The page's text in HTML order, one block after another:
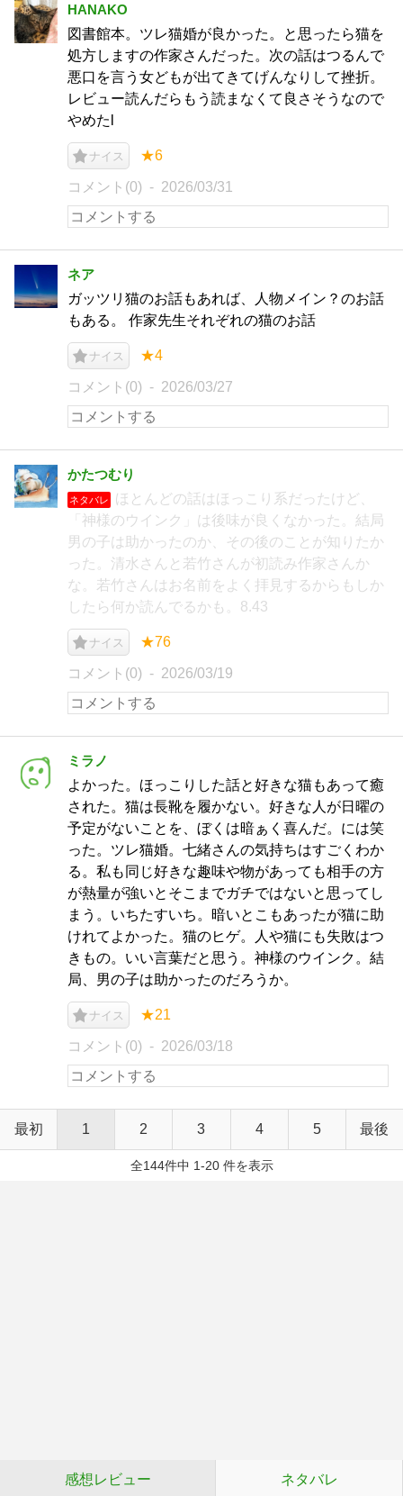
HANAKO
図書館本。ツレ猫婚が良かった。と思ったら猫を
処方しますの作家さんだった。次の話はつるんで
悪口を言う女どもが出てきてげんなりして挫折。
レビュー読んだらもう読まなくて良さそうなので
やめたl
ナイス ★6
コメント(0) 2026/03/31
ネア
ガッツリ猫のお話もあれば、人物メイン？のお話
もある。 作家先生それぞれの猫のお話
ナイス ★4
コメント(0) 2026/03/27
かたつむり
ネタバレ
ほとんどの話はほっこり系だったけど、
「神様のウインク」は後味が良くなかった。結局
男の子は助かったのか、その後のことが知りたか
った。清水さんと若竹さんが初読み作家さんか
な。若竹さんはお名前をよく拝見するからもしか
したら何か読んでるかも。8.43
ナイス ★76
コメント(0) 2026/03/19
ミラノ
よかった。ほっこりした話と好きな猫もあって癒
された。猫は長靴を履かない。好きな人が日曜の
予定がないことを、ぼくは暗ぁく喜んだ。には笑
った。ツレ猫婚。七緒さんの気持ちはすごくわか
る。私も同じ好きな趣味や物があっても相手の方
が熱量が強いとそこまでガチではないと思ってし
まう。いちたすいち。暗いとこもあったが猫に助
けれてよかった。猫のヒゲ。人や猫にも失敗はつ
きもの。いい言葉だと思う。神様のウインク。結
局、男の子は助かったのだろうか。
ナイス ★21
コメント(0) 2026/03/18
最初 1 2 3 4 5 最後
全144件中 1-20 件を表示
感想レビュー ネタバレ